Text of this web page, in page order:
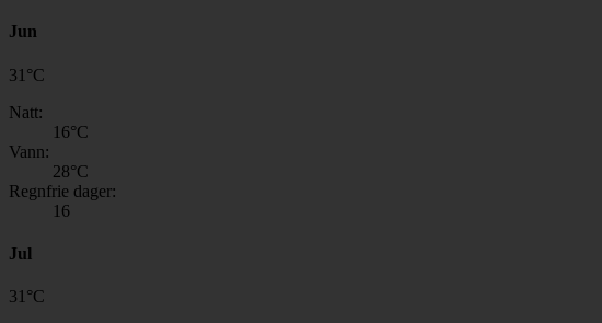
Jun
31 °C
Natt:
16°C
Vann:
28°C
Regnfrie dager:
16
Jul
31 °C